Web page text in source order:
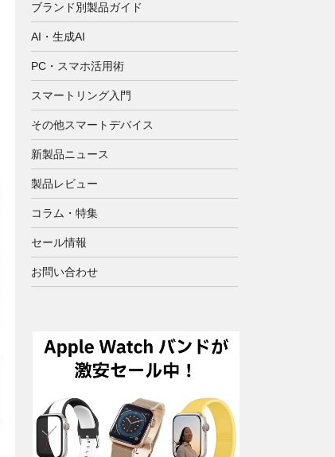
ブランド別製品ガイド
AI・生成AI
PC・スマホ活用術
スマートリング入門
その他スマートデバイス
新製品ニュース
製品レビュー
コラム・特集
セール情報
お問い合わせ